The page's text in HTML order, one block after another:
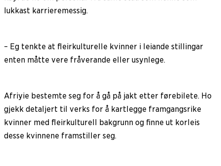
lukkast karrieremessig.
– Eg tenkte at fleirkulturelle kvinner i leiande stillingar
enten måtte vere fråverande eller usynlege.
Afriyie bestemte seg for å gå på jakt etter førebilete. Ho
gjekk detaljert til verks for å kartlegge framgangsrike
kvinner med fleirkulturell bakgrunn og finne ut korleis
desse kvinnene framstiller seg.